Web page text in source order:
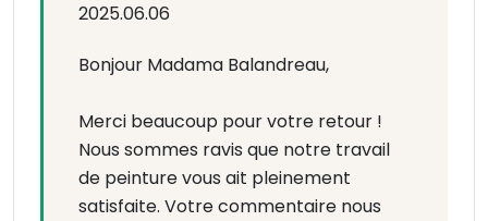
2025.06.06
Bonjour Madama Balandreau,
Merci beaucoup pour votre retour !
Nous sommes ravis que notre travail
de peinture vous ait pleinement
satisfaite. Votre commentaire nous